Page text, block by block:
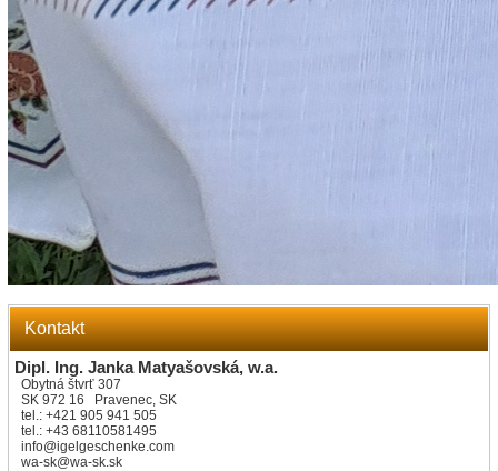
Kontakt
Dipl. Ing. Janka Matyašovská, w.a.
Obytná štvrť 307
SK 972 16 Pravenec, SK
tel.: +421 905 941 505
tel.: +43 68110581495
info@igelgeschenke.com
wa-sk@wa-sk.sk